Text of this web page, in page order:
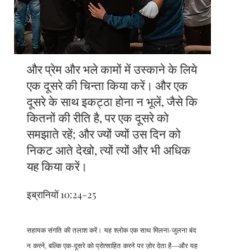
और प्रेम और भले कामों में उस्काने के लिये
एक दूसरे की चिन्ता किया करें। और एक
दूसरे के साथ इकट्ठा होना न भूलें, जैसे कि
कितनों की रीति है, पर एक दूसरे को
समझाते रहें; और ज्यों ज्यों उस दिन को
निकट आते देखो, त्यों त्यों और भी अधिक
यह किया करें।
इब्रानियों 10:24-25
सहायक संगति की तलाश करें। यह श्लोक एक साथ मिलना-जुलना बंद
न करने, बल्कि एक-दूसरे को प्रोत्साहित करने पर ज़ोर देता है—और यह